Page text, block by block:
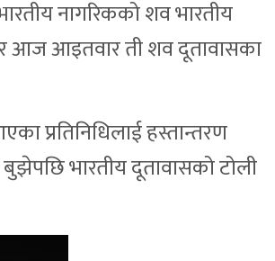
नागरिकको शव भारतीय
आज आइतवार ती शव दूतावासका
प्रतिनिधिलाई हस्तान्तरण
भारतीय दूतावासको टोली